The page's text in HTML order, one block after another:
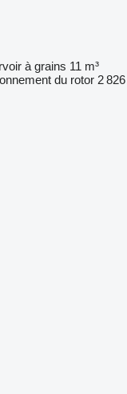
à grains 11 m³
du rotor 2 826